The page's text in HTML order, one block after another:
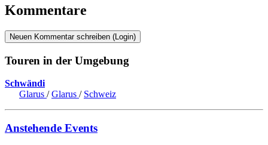
Kommentare
Neuen Kommentar schreiben (Login)
Touren in der Umgebung
Schwändi
Glarus /Glarus / Schweiz
Anstehende Events